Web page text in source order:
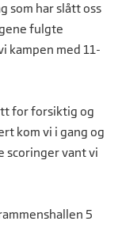
som har slått oss
fulgte
kampen med 11-
for forsiktig og
kom vi i gang og
scoringer vant vi
5